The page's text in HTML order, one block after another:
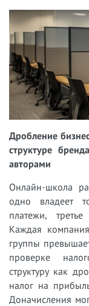
Дробление
структуре
авторами
Онлайн-школа
одно владеет
платежи,
Каждая
группы
проверке
структуру как
налог на
Доначисления